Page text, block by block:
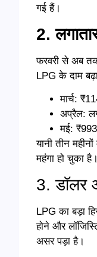
गई हैं।
2.
फरवरी से अब
LPG के दाम
मार्च:
अप्रैल:
मई: ₹993
यानी तीन
महंगा हो चुका है।
3. डॉलर
LPG का बड़ा
होने और
असर पड़ा है।